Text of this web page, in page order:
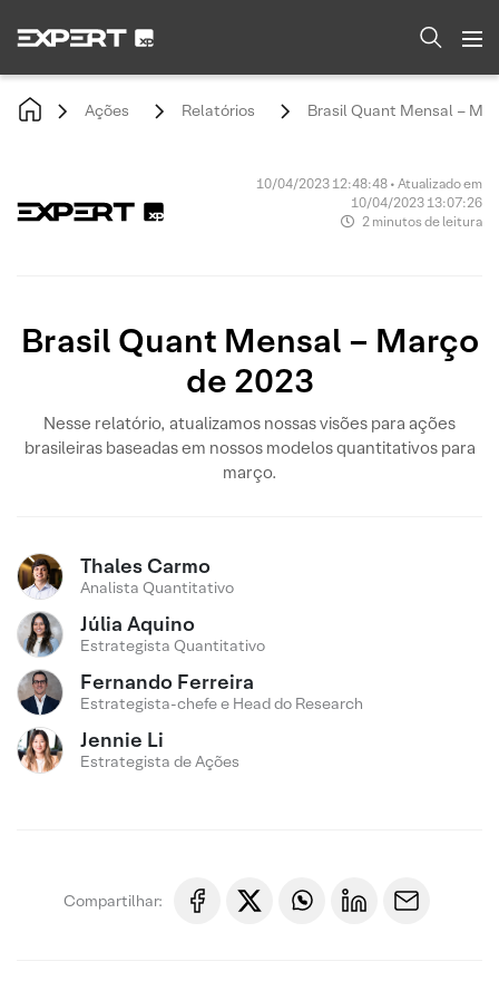
Ações Relatórios Brasil Quant Mensal –
10/04/2023 12:48:48 • Atualizado em
10/04/2023 13:07:26
2 minutos de leitura
Brasil Quant Mensal – Março
de 2023
Nesse relatório, atualizamos nossas visões para ações
brasileiras baseadas em nossos modelos quantitativos para
março.
Thales Carmo
Analista Quantitativo
Júlia Aquino
Estrategista Quantitativo
Fernando Ferreira
Estrategista-chefe e Head do Research
Jennie Li
Estrategista de Ações
Compartilhar: